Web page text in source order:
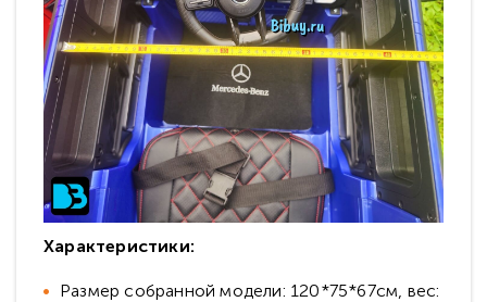
Характеристики:
Размер собранной модели: 120*75*67см, вес: